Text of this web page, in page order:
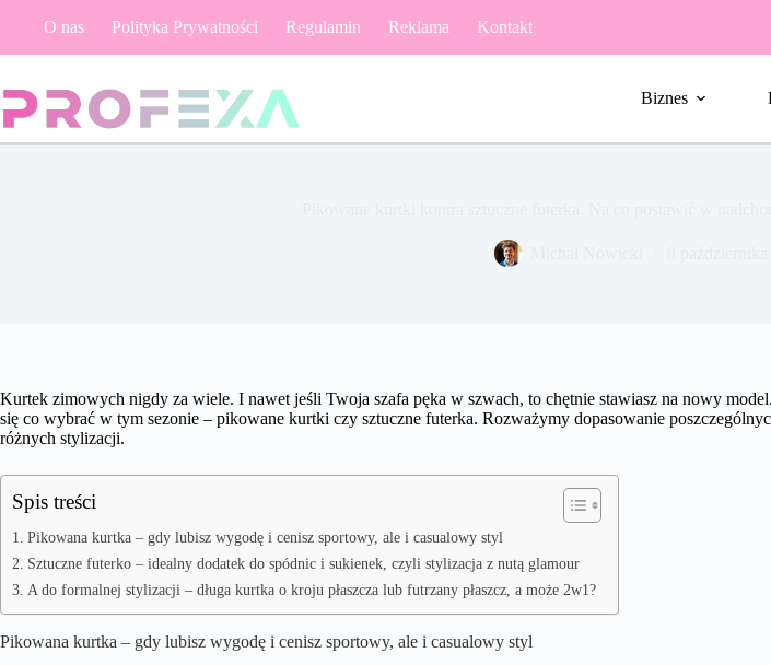
O nas Polityka Prywatności Regulamin Reklama Kontakt
Biznes
Kurtek zimowych nigdy za wiele. I nawet jeśli Twoja szafa pęka w szwach, to chętnie stawiasz na nowy
się co wybrać w tym sezonie – pikowane kurtki czy sztuczne futerka. Rozważymy dopasowanie
różnych stylizacji.
Spis treści
Pikowana kurtka – gdy lubisz wygodę i cenisz sportowy, ale i casualowy styl
Sztuczne futerko – idealny dodatek do spódnic i sukienek, czyli stylizacja z nutą glamour
A do formalnej stylizacji – długa kurtka o kroju płaszcza lub futrzany płaszcz, a może 2w1?
Pikowana kurtka – gdy lubisz wygodę i cenisz sportowy, ale i casualowy styl